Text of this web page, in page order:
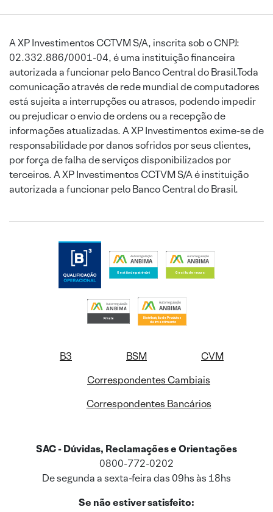
A XP Investimentos CCTVM S/A, inscrita sob o CNPJ:
02.332.886/0001-04, é uma instituição financeira
autorizada a funcionar pelo Banco Central do Brasil.Toda
comunicação através de rede mundial de computadores
está sujeita a interrupções ou atrasos, podendo impedir
ou prejudicar o envio de ordens ou a recepção de
informações atualizadas. A XP Investimentos exime-se de
responsabilidade por danos sofridos por seus clientes,
por força de falha de serviços disponibilizados por
terceiros. A XP Investimentos CCTVM S/A é instituição
autorizada a funcionar pelo Banco Central do Brasil.
B3 BSM
CVM
Correspondentes Cambiais
Correspondentes Bancários
SAC - Dúvidas, Reclamações e Orientações
0800-772-0202
De segunda a sexta-feira das 09hs às 18hs
Se não estiver satisfeito: